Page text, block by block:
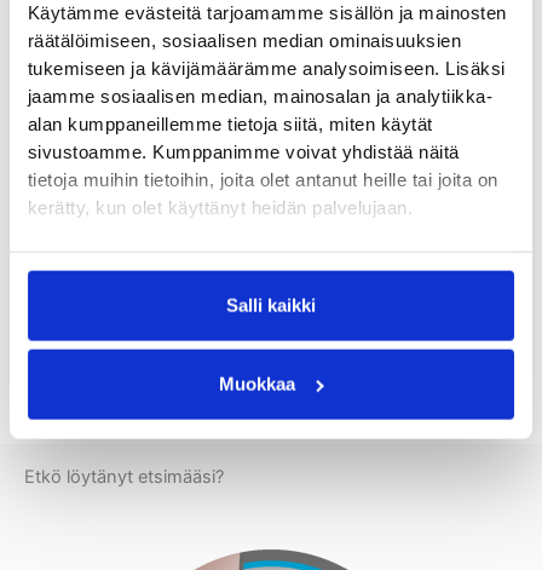
Käytämme evästeitä tarjoamamme sisällön ja mainosten
räätälöimiseen, sosiaalisen median ominaisuuksien
tukemiseen ja kävijämäärämme analysoimiseen. Lisäksi
jaamme sosiaalisen median, mainosalan ja analytiikka-
alan kumppaneillemme tietoja siitä, miten käytät
sivustoamme. Kumppanimme voivat yhdistää näitä
tietoja muihin tietoihin, joita olet antanut heille tai joita on
kerätty, kun olet käyttänyt heidän palvelujaan.
Salli kaikki
Muokkaa
Reuma ja jalkaterä
Jalan keskiosan nivelrikko
Vaivaisenluu, hallux valgus
Etkö löytänyt etsimääsi?